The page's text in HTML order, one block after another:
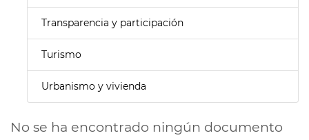
Transparencia y participación
Turismo
Urbanismo y vivienda
No se ha encontrado ningún documento